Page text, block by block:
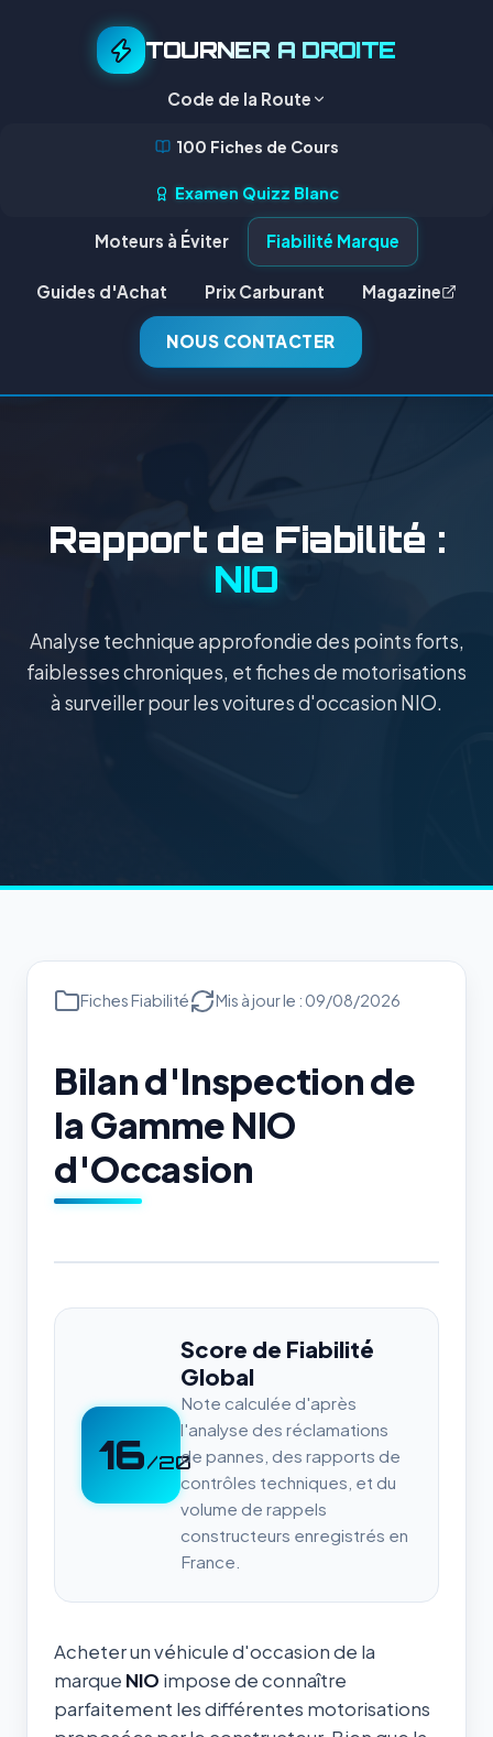
TOURNER A DROITE
Code de la Route
100 Fiches de Cours
Examen Quizz Blanc
Moteurs à Éviter Fiabilité Marque
Guides d'Achat Prix Carburant Magazine
NOUS CONTACTER
Rapport de Fiabilité :
NIO
Analyse technique approfondie des points forts,
faiblesses chroniques, et fiches de motorisations
à surveiller pour les voitures d'occasion NIO.
Fiches Fiabilité Mis à jour le : 09/08/2026
Bilan d'Inspection de
la Gamme NIO
d'Occasion
16/20
Score de Fiabilité
Global
Note calculée d'après
l'analyse des réclamations
de pannes, des rapports de
contrôles techniques, et du
volume de rappels
constructeurs enregistrés en
France.
Acheter un véhicule d'occasion de la
marque NIO impose de connaître
parfaitement les différentes motorisations